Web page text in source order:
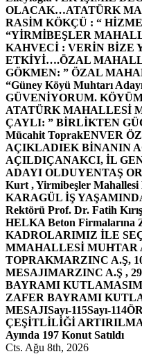
OLACAK…ATATÜRK
RASİM KÖKÇÜ : “
“YİRMİBEŞLER
KAHVECİ : VERİN BİZE
ETKİYİ….ÖZAL
GÖKMEN: ” ÖZAL
“Güney Köyü Muhtarı
GÜVENİYORUM.
ATATÜRK MAHALLESİ
ÇAYLI: ” BİRLİKTEN
Mücahit ToprakENVER
AÇIKLADIEK BİNANIN
AÇILDIÇANAKCI, İL
ADAYI OLDUYENTAŞ
Kurt , Yirmibeşler Mahallesi
KARAGÜL İŞ
Rektörü Prof. Dr. Fatih
HELKA Beton Firmalarına
KADROLARIMIZ İLE
MMAHALLESİ MUHTAR
TOPRAKMARZINC A.Ş,
MESAJIMARZINC A.Ş ,
BAYRAMI KUTLAMASI
ZAFER BAYRAMI
MESAJISayı-115Sayı-114
ÇEŞİTLİLİĞİ
Ayında 197 Konut Satıldı
Cts. Ağu 8th, 2026